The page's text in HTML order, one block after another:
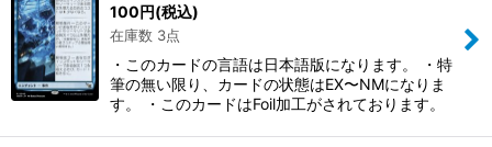
100円(税込)
在庫数 3点
・このカードの言語は日本語版になります。 ・特
筆の無い限り、カードの状態はEX〜NMになりま
す。 ・このカードはFoil加工がされております。